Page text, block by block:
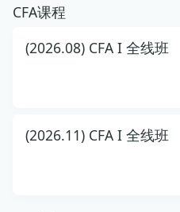
CFA课程
(2026.08) CFA I 全线班
(2026.11) CFA I 全线班